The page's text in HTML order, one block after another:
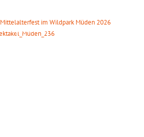
Mittelalterfest im Wildpark Müden 2026
19. September 2026